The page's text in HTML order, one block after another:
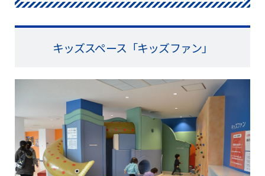
キッズスペース「キッズファン」